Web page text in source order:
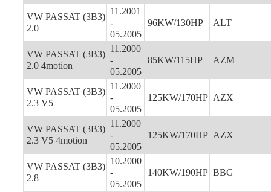
VW PASSAT (3B3)
2.0
11.2001
-
05.2005
96KW/130HP ALT
VW PASSAT (3B3)
2.0 4motion
11.2000
-
05.2005
85KW/115HP AZM
VW PASSAT (3B3)
2.3 V5
11.2000
-
05.2005
125KW/170HP AZX
VW PASSAT (3B3)
2.3 V5 4motion
11.2000
-
05.2005
125KW/170HP AZX
VW PASSAT (3B3)
2.8
10.2000
-
05.2005
140KW/190HP BBG